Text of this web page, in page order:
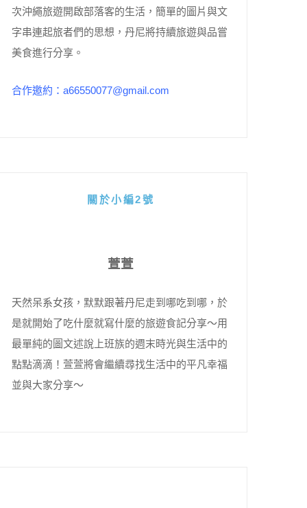
次沖繩旅遊開啟部落客的生活，簡單的圖片與文
字串連起旅者們的思想，丹尼將持續旅遊與品嘗
美食進行分享。
合作邀約：a66550077@gmail.com
關於小編2號
萱萱
天然呆系女孩，默默跟著丹尼走到哪吃到哪，於
是就開始了吃什麼就寫什麼的旅遊食記分享～用
最單純的圖文述說上班族的週末時光與生活中的
點點滴滴！萱萱將會繼續尋找生活中的平凡幸福
並與大家分享～